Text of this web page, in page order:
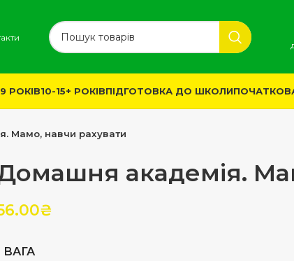
РОКІВ10-15+ РОКІВПІДГОТОВКА ДО ШКОЛИ
Мамо, навчи рахувати
академія.
₴
ВАГА